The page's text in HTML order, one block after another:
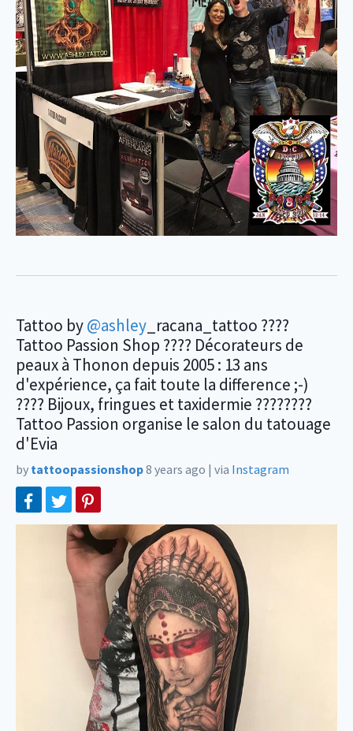
Tattoo by@ashley _racana_tattoo ????
Tattoo Passion Shop ???? Décorateurs de
peaux à Thonon depuis 2005 : 13 ans
d'expérience, ça fait toute la difference ;-)
???? Bijoux, fringues et taxidermie ????????
Tattoo Passion organise le salon du tatouage
d'Evia
by tattoopassionshop8 years ago | via Instagram